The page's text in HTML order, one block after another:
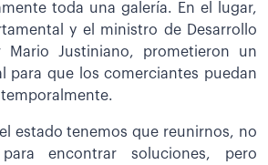
toda una galería. En el lugar,
y el ministro de Desarrollo
Mario Justiniano, prometieron un
para que los comerciantes puedan
estado tenemos que reunirnos, no
encontrar soluciones, pero